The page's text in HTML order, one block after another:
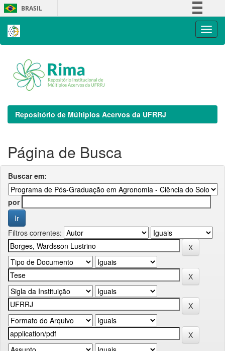
Skip
navigation
BRASIL
Repositório de Múltiplos Acervos da UFRRJ
Página de Busca
Buscar em:
por
Filtros correntes: